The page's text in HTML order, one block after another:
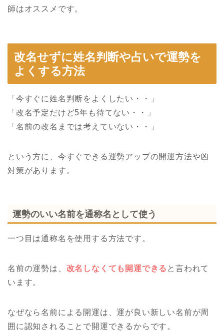
師はオススメです。
改名せずに姓名判断や占いで運勢を
よくする方法
「今すぐに姓名判断をよくしたい・・」
「改名予定だけど5年も待てない・・」
「名前の改名までは考えていない・・」
という方に、今すぐできる運勢アップの開運方法や凶
対策があります。
運勢のいい名前を通称名として使う
一つ目は通称名を使用する方法です。
名前の運勢は、 改名しなくても開運できる と言われて
います。
なぜなら名前による開運は、運が良い新しい名前が周
囲に認知されることで開運できるからです。